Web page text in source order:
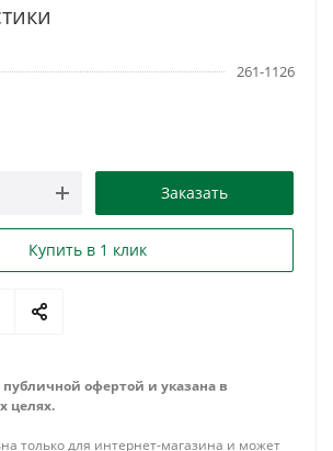
261-1126
Заказать
Купить в 1 клик
публичной офертой и указана в
целях.
только для интернет-магазина и может